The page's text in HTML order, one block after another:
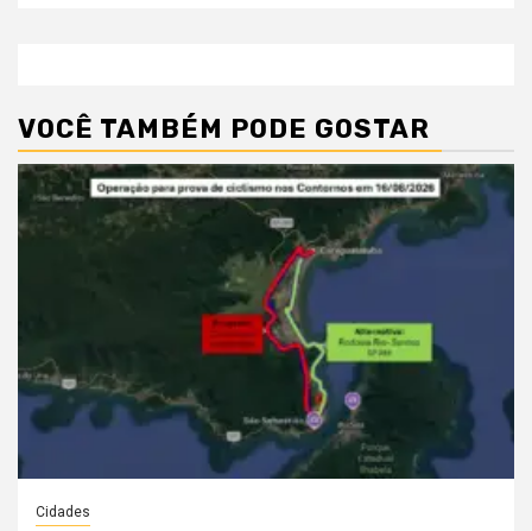
VOCÊ TAMBÉM PODE GOSTAR
Cidades